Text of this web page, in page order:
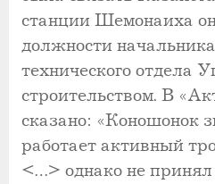
станции Шемонаиха
должности
технического отдела
строительством. В
сказано: «Коношонок
работает активный
<…> однако не принял